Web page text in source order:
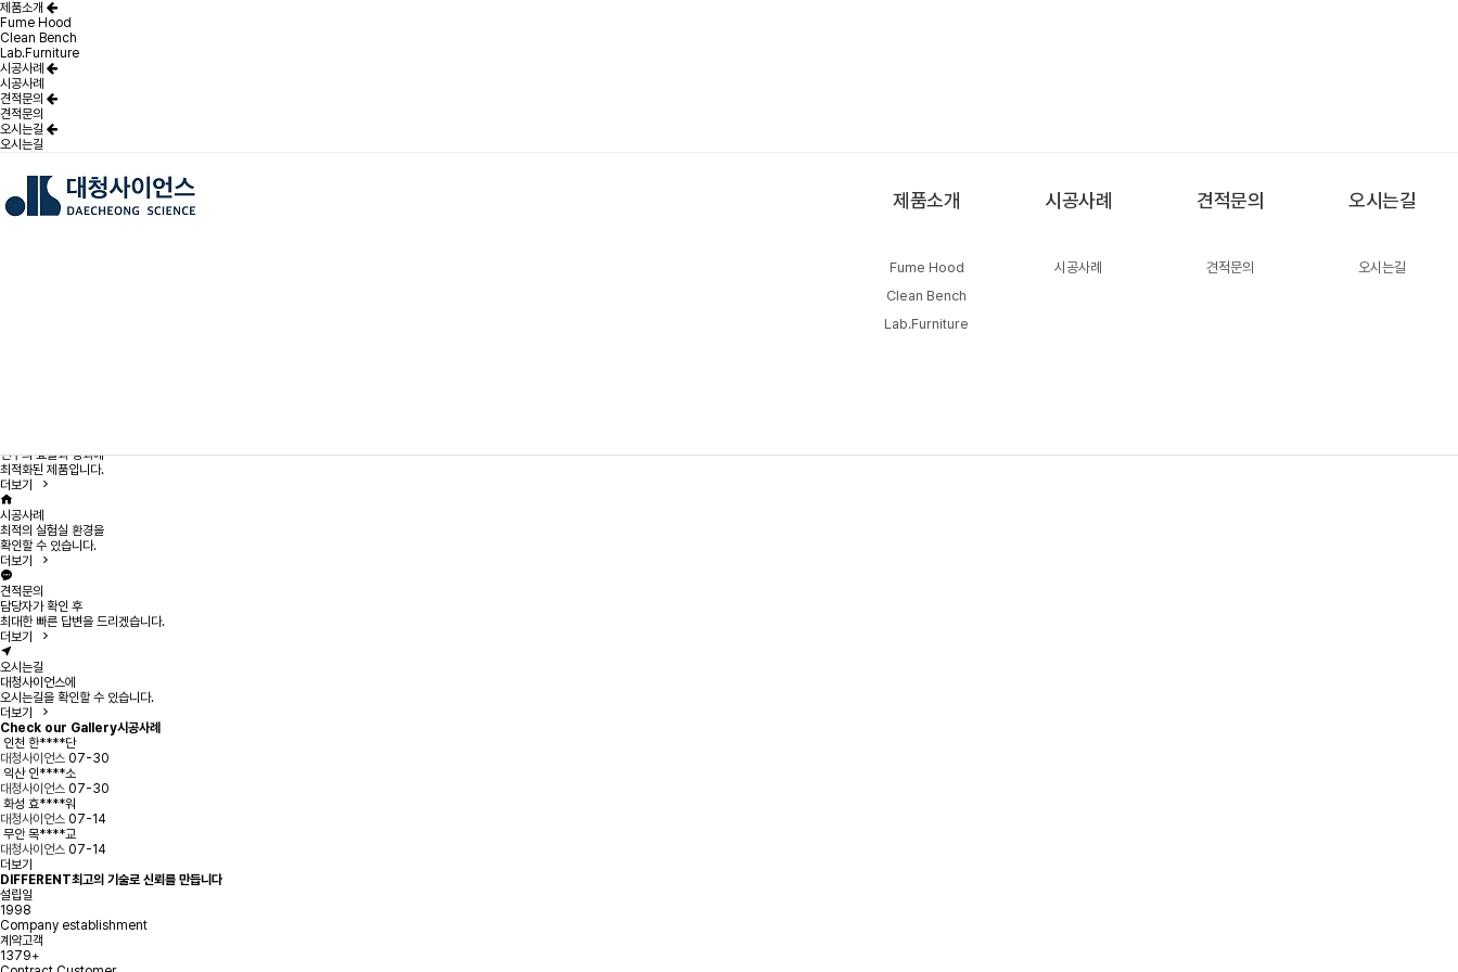
제품소개
Fume Hood
Clean Bench
Lab.Furniture
시공사례
시공사례
견적문의
견적문의
오시는길
오시는길
제품소개 시공사례 견적문의 오시는길
Fume Hood
Clean Bench
Lab.Furniture
시공사례 견적문의 오시는길
연구의 효율과 성과에
최적화된 제품입니다.
더보기
시공사례
최적의 실험실 환경을
확인할 수 있습니다.
더보기
견적문의
담당자가 확인 후
최대한 빠른 답변을 드리겠습니다.
더보기
오시는길
대청사이언스에
오시는길을 확인할 수 있습니다.
더보기
Check our Gallery시공사례
인천 한****단
대청사이언스 07-30
익산 인****소
대청사이언스 07-30
화성 효****워
대청사이언스 07-14
무안 목****교
대청사이언스 07-14
더보기
DIFFERENT최고의 기술로 신뢰를 만듭니다
설립일
1998
Company establishment
계약고객
1379+